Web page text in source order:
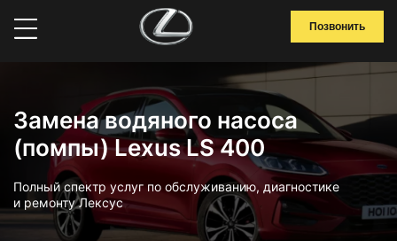
Позвонить
Замена водяного насоса
(помпы) Lexus LS 400
Полный спектр услуг по обслуживанию, диагностике
и ремонту Лексус